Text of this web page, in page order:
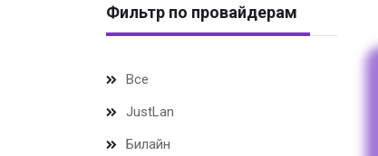
Фильтр по провайдерам
Все
JustLan
Билайн